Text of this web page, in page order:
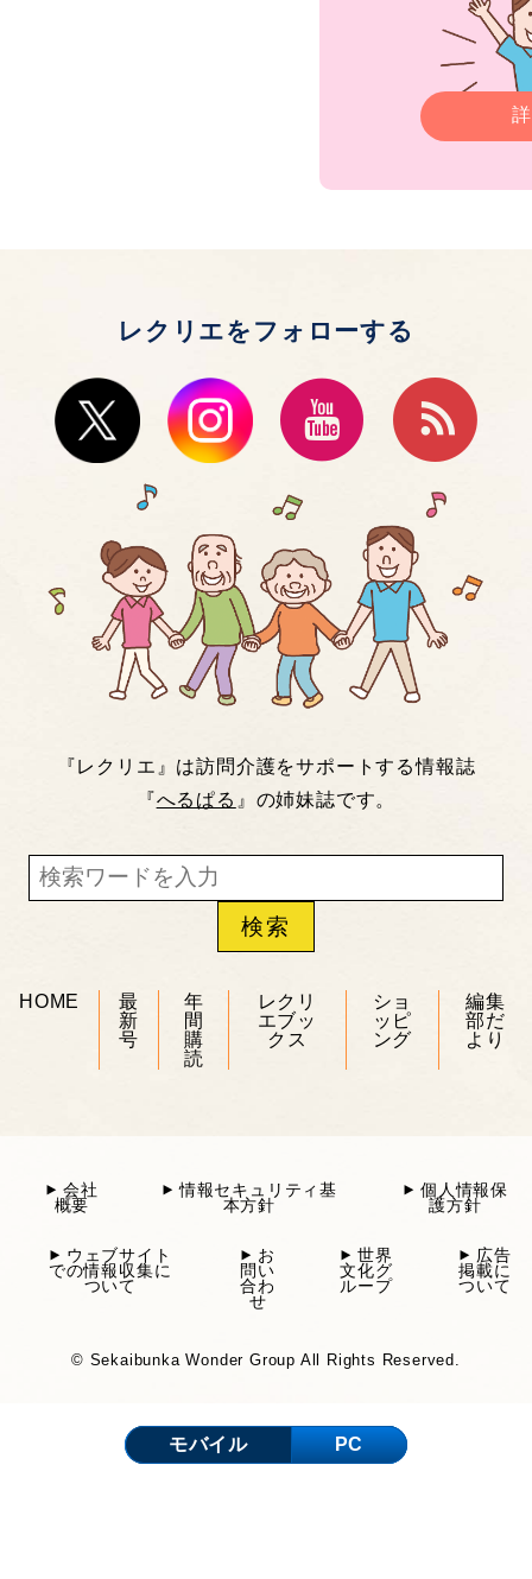
レクリエをフォローする
『レクリエ』は訪問介護をサポートする情報誌
『へるぱる 』の姉妹誌です。
HOME
最
新
号
年
間
購
読
レクリ
エブッ
クス
ショ
ッピ
ング
編集
部だ
より
会社
概要
情報セキュリティ基
本方針
個人情報保
護方針
ウェブサイト
での情報収集に
ついて
お
問い
合わ
せ
世界
文化グ
ループ
広告
掲載に
ついて
© Sekaibunka Wonder Group All Rights Reserved.
モバイル PC